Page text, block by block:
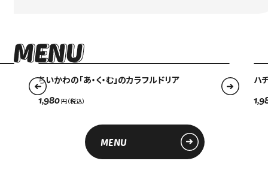
アクセス
FAQ
Language
中文（简）
ちいかわの「あ・く・む」のカラフルドリア
1,980
ハ
MENU